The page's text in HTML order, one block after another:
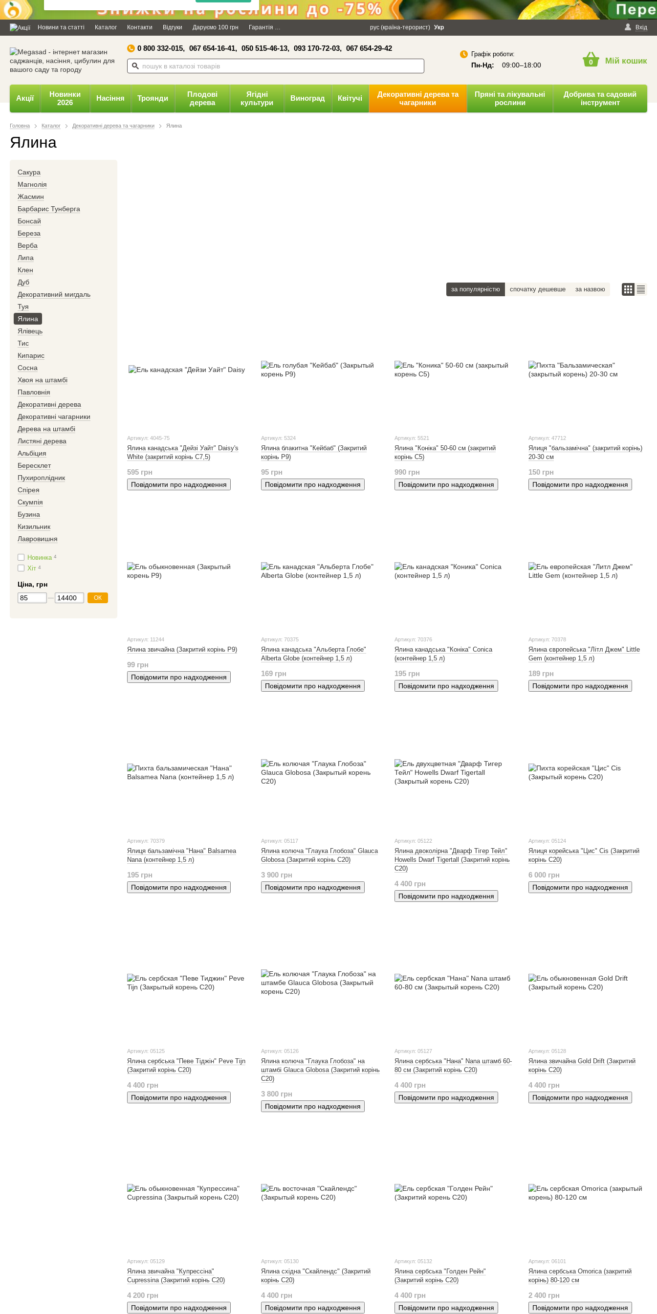
Дозвольте сайту megasad.net
відправляти вам сповіщення на
робочий стіл.
Powered by SendPulse Заборонити Дозволити
×
Новини та статті Каталог Контакти Відгуки Даруємо 100 грн Гарантія Політика конфіденційності Вхід
рус (країна-терорист) Укр
0 800 332-015, 067 654-16-41, 050 515-46-13, 093 170-72-03, 067 654-29-42
Графік роботи:
Пн-Нд: 09:00–18:00 0 Мій кошик
Акції
Новинки
2026
Насіння Троянди
Плодові
дерева
Ягідні
культури
Виноград Квітучі
Декоративні дерева та
чагарники
Пряні та лікувальні
рослини
Добрива та садовий
інструмент
Головна Каталог Декоративні дерева та чагарники Ялина
Ялина
за популярністю спочатку дешевше за назвою
Артикул: 4045-75
Ялина канадська "Дейзі Уайт" Daisy's
White (закритий корінь С7,5)
595 грн
Повідомити про надходження
Артикул: 5324
Ялина блакитна "Кейбаб" (Закритий
корінь P9)
95 грн
Повідомити про надходження
Артикул: 5521
Ялина "Коніка" 50-60 см (закритий
корінь С5)
990 грн
Повідомити про надходження
Артикул: 47712
Ялиця "бальзамічна" (закритий корінь)
20-30 см
150 грн
Повідомити про надходження
Артикул: 11244
Ялина звичайна (Закритий корінь P9)
99 грн
Повідомити про надходження
Артикул: 70375
Ялина канадська "Альберта Глобе"
Alberta Globe (контейнер 1,5 л)
169 грн
Повідомити про надходження
Артикул: 70376
Ялина канадська "Коніка" Conica
(контейнер 1,5 л)
195 грн
Повідомити про надходження
Артикул: 70378
Ялина європейська "Літл Джем" Little
Gem (контейнер 1,5 л)
189 грн
Повідомити про надходження
Артикул: 70379
Ялиця бальзамічна "Нана" Balsamea
Nana (контейнер 1,5 л)
195 грн
Повідомити про надходження
Артикул: 05117
Ялина колюча "Глаука Глобоза" Glauca
Globosa (Закритий корінь С20)
3 900 грн
Повідомити про надходження
Артикул: 05122
Ялина двоколірна "Дварф Тігер Тейл"
Howells Dwarf Tigertall (Закритий корінь
С20)
4 400 грн
Повідомити про надходження
Артикул: 05124
Ялиця корейська "Цис" Cis (Закритий
корінь С20)
6 000 грн
Повідомити про надходження
Артикул: 05125
Ялина сербська "Певе Тіджін" Peve Tijn
(Закритий корінь С20)
4 400 грн
Повідомити про надходження
Артикул: 05126
Ялина колюча "Глаука Глобоза" на
штамбі Glauca Globosа (Закритий корінь
С20)
3 800 грн
Повідомити про надходження
Артикул: 05127
Ялина сербська "Нана" Nana штамб 60-
80 см (Закритий корінь С20)
4 400 грн
Повідомити про надходження
Артикул: 05128
Ялина звичайна Gold Drift (Закритий
корінь С20)
4 400 грн
Повідомити про надходження
Артикул: 05129
Ялина звичайна "Купрессіна"
Cupressina (Закритий корінь С20)
4 200 грн
Повідомити про надходження
Артикул: 05130
Ялина східна "Скайлендс" (Закритий
корінь С20)
4 400 грн
Повідомити про надходження
Артикул: 05132
Ялина сербська "Голден Рейн"
(Закритий корінь С20)
4 400 грн
Повідомити про надходження
Артикул: 06101
Ялина сербська Оmorica (закритий
корінь) 80-120 см
2 400 грн
Повідомити про надходження
Сакура
Магнолія
Жасмин
Барбарис Тунберга
Бонсай
Береза
Верба
Липа
Клен
Дуб
Декоративний мигдаль
Туя
Ялина
Ялівець
Тис
Кипарис
Сосна
Хвоя на штамбі
Павловнія
Декоративні дерева
Декоративні чагарники
Дерева на штамбі
Листяні дерева
Альбіция
Бересклет
Пухироплідник
Спірея
Скумпія
Бузина
Кизильник
Лавровишня
Новинка 4
Хіт 4
Ціна, грн
ОК